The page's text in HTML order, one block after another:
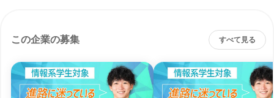
この企業の募集 すべて見る